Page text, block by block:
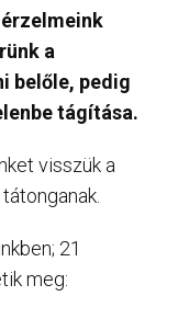
a
belőle, pedig
tágítása.
visszük a
21
meg: